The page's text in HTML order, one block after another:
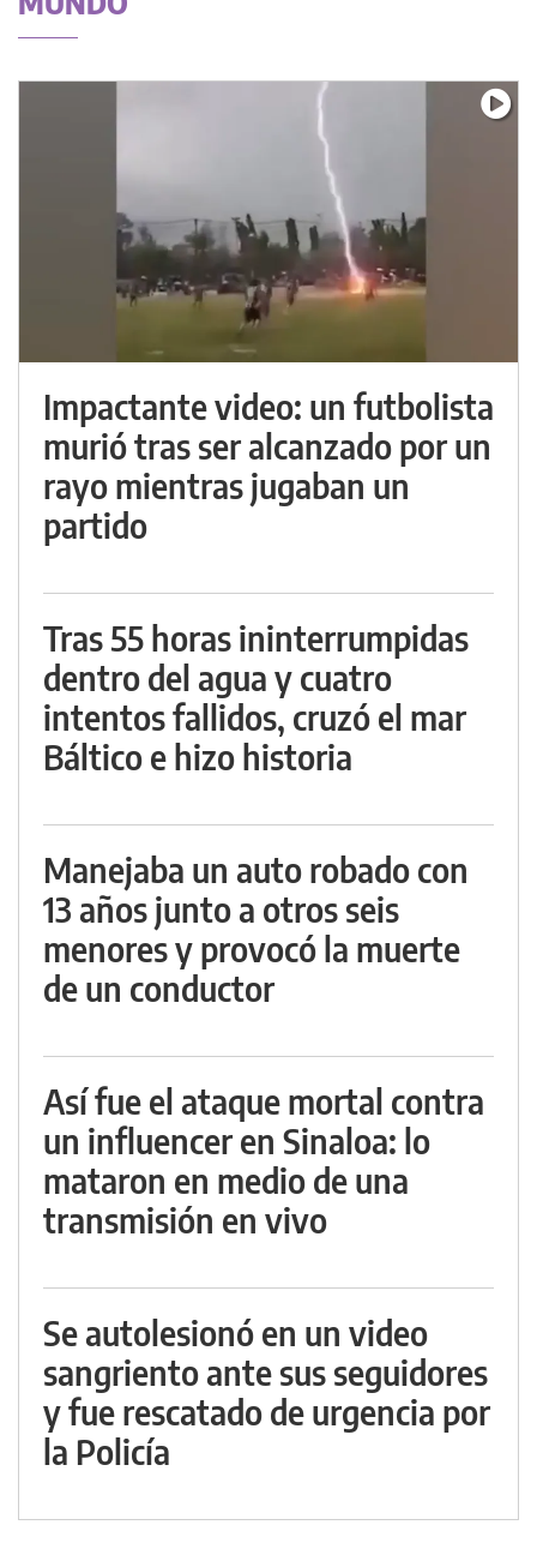
Impactante video: un futbolista
murió tras ser alcanzado por un
rayo mientras jugaban un
partido
Tras 55 horas ininterrumpidas
dentro del agua y cuatro
intentos fallidos, cruzó el mar
Báltico e hizo historia
Manejaba un auto robado con
13 años junto a otros seis
menores y provocó la muerte
de un conductor
Así fue el ataque mortal contra
un influencer en Sinaloa: lo
mataron en medio de una
transmisión en vivo
Se autolesionó en un video
sangriento ante sus seguidores
y fue rescatado de urgencia por
la Policía